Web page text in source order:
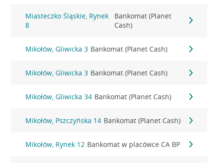
Miasteczko Śląskie, Rynek
8
Bankomat (Planet
Cash)
Mikołów, Gliwicka 3 Bankomat (Planet Cash)
Mikołów, Gliwicka 3 Bankomat (Planet Cash)
Mikołów, Gliwicka 34 Bankomat (Planet Cash)
Mikołów, Pszczyńska 14 Bankomat (Planet Cash)
Mikołów, Rynek 12 Bankomat w placówce CA BP